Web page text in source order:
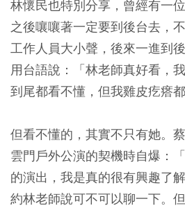
林懷民也特別分享，曾經有一
之後嚷嚷著一定要到後台去，
工作人員大小聲，後來一進到
用台語說：「林老師真好看，
到尾都看不懂，但我雞皮疙瘩都
但看不懂的，其實不只有她。
雲門戶外公演的契機時自爆：
的演出，我是真的很有興趣了
約林老師說可不可以聊一下。